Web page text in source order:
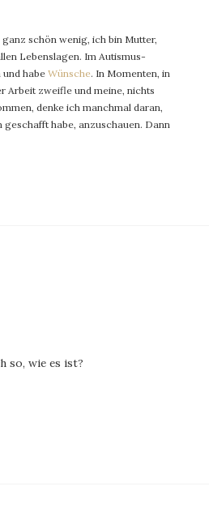
schön wenig, ich bin Mutter,
Lebenslagen. Im Autismus-
habe Wünsche. In Momenten, in
Arbeit zweifle und meine, nichts
denke ich manchmal daran,
habe, anzuschauen. Dann
so, wie es ist?